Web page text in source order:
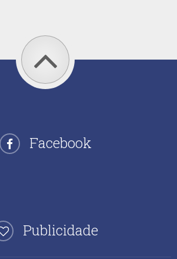
Facebook
Publicidade